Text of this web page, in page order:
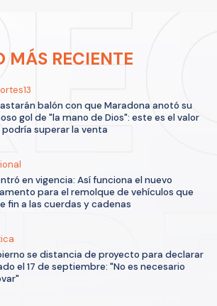
MÁS RECIENTE
balón con que Maradona anotó su
gol de "la mano de Dios": este es el valor
podría superar la venta
en vigencia: Así funciona el nuevo
para el remolque de vehículos que
fin a las cuerdas y cadenas
se distancia de proyecto para declarar
el 17 de septiembre: "No es necesario